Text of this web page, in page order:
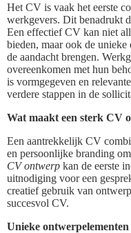
Het CV is vaak het eerste
werkgevers. Dit benadrukt
Een effectief CV kan niet
bieden, maar ook de
de aandacht brengen.
overeenkomen met hun
is vormgegeven en
verdere stappen in de
Wat maakt een sterk CV
Een aantrekkelijk CV
en persoonlijke branding
CV ontwerp kan de eerste
uitnodiging voor een
creatief gebruik van
succesvol CV.
Unieke